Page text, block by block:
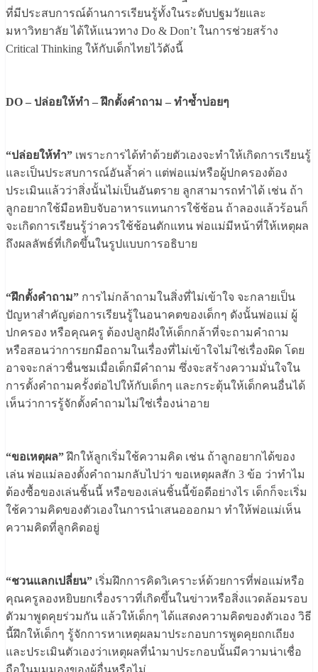
ที่มีประสบการณ์ด้านการเรียนรู้ทั้งในระดับปฐมวัยและ
มหาวิทยาลัย ได้ให้แนวทาง Do & Don’t ในการช่วยสร้าง
Critical Thinking ให้กับเด็กไทยไว้ดังนี้
DO – ปล่อยให้ทำ – ฝึกตั้งคำถาม – ทำซ้ำบ่อยๆ
“ปล่อยให้ทำ” เพราะการได้ทำด้วยตัวเองจะทำให้เกิดการเรียนรู้
และเป็นประสบการณ์อันล้ำค่า แต่พ่อแม่หรือผู้ปกครองต้อง
ประเมินแล้วว่าสิ่งนั้นไม่เป็นอันตราย ลูกสามารถทำได้ เช่น ถ้า
ลูกอยากใช้มือหยิบจับอาหารแทนการใช้ช้อน ถ้าลองแล้วร้อนก็
จะเกิดการเรียนรู้ว่าควรใช้ช้อนตักแทน พ่อแม่มีหน้าที่ให้เหตุผล
ถึงผลลัพธ์ที่เกิดขึ้นในรูปแบบการอธิบาย
“ฝึกตั้งคำถาม” การไม่กล้าถามในสิ่งที่ไม่เข้าใจ จะกลายเป็น
ปัญหาสำคัญต่อการเรียนรู้ในอนาคตของเด็กๆ ดังนั้นพ่อแม่ ผู้
ปกครอง หรือคุณครู ต้องปลูกฝังให้เด็กกล้าที่จะถามคำถาม
หรือสอนว่าการยกมือถามในเรื่องที่ไม่เข้าใจไม่ใช่เรื่องผิด โดย
อาจจะกล่าวชื่นชมเมื่อเด็กมีคำถาม ซึ่งจะสร้างความมั่นใจใน
การตั้งคำถามครั้งต่อไปให้กับเด็กๆ และกระตุ้นให้เด็กคนอื่นได้
เห็นว่าการรู้จักตั้งคำถามไม่ใช่เรื่องน่าอาย
“ขอเหตุผล”ฝึกให้ลูกเริ่มใช้ความคิด เช่น ถ้าลูกอยากได้ของ
เล่น พ่อแม่ลองตั้งคำถามกลับไปว่า ขอเหตุผลสัก 3 ข้อ ว่าทำไม
ต้องซื้อของเล่นชิ้นนี้ หรือของเล่นชิ้นนี้ข้อดีอย่างไร เด็กก็จะเริ่ม
ใช้ความคิดของตัวเองในการนำเสนอออกมา ทำให้พ่อแม่เห็น
ความคิดที่ลูกคิดอยู่
“ชวนแลกเปลี่ยน” เริ่มฝึกการคิดวิเคราะห์ด้วยการที่พ่อแม่หรือ
คุณครูลองหยิบยกเรื่องราวที่เกิดขึ้นในข่าวหรือสิ่งแวดล้อมรอบ
ตัวมาพูดคุยร่วมกัน แล้วให้เด็กๆ ได้แสดงความคิดของตัวเอง วิธี
นี้ฝึกให้เด็กๆ รู้จักการหาเหตุผลมาประกอบการพูดคุยถกเถียง
และประเมินตัวเองว่าเหตุผลที่นำมาประกอบนั้นมีความน่าเชื่อ
ถือในมุมมองของผู้อื่นหรือไม่